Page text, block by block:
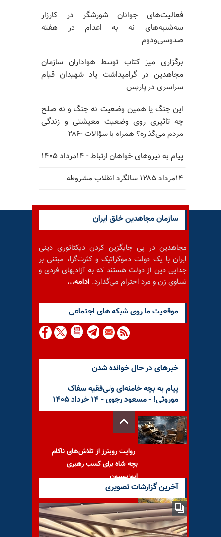
فعالیت‌های جوانان شورشگر در کارزار
سه‌شنبه‌های نه به اعدام در هفته
صدوسی‌و‌دوم
برگزاری میز کتاب توسط هواداران سازمان
مجاهدین در گرامیداشت یاد شهیدان قیام
سراسری در پاریس
این جنگ یا همین وضعیت نه جنگ و نه صلح
چه تاثیری روی وضعیت معیشتی و زندگی
مردم می‌گذاره؟ همراه با سؤالات -۲۸۶
پیام به نیروهای خواهان ارتباط - ۱۴مرداد ۱۴۰۵
۱۴مرداد ۱۲۸۵ سالگرد انقلاب مشروطه
سازمان مجاهدین خلق ایران
مجاهدین در پی جایگزین کردن دیکتاتوری دینی
ایران با یک دولت دموکراتیک و کثرت‌گرا، مبتنی بر
جدایی دین از دولت هستند که به آزادیهای فردی و
تساوی زن و مرد احترام می‌گذارد. ادامه...
موقعيت ما روى شبكه هاى اجتماعى
خبرهای در حال خوانده شدن
پیام به بچه خامنه‌ای ولی‌فقیه سفاک
موروثی! - مسعود رجوی - ۱۴ خرداد ۱۴۰۵
روایت رویترز از تلاش‌های ناکام
بچه شاه برای کسب رهبری
اپوزیسیون
پیام به کورش ۲۱۷
آخرین گزارشات تصویری